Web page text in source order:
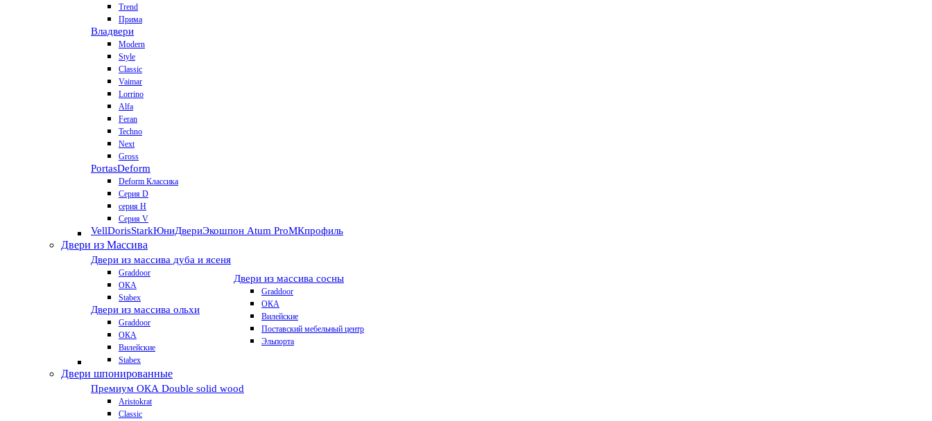
Trend
Прима
Владвери
Modern
Style
Classic
Vaimar
Lorrino
Alfa
Feran
Techno
Next
Gross
PortasDeform
Deform Классика
Серия D
серия H
Серия V
VellDorisStarkЮниДвериЭкошпон Atum ProМКпрофиль
Двери из Массива
Двери из массива дуба и ясеня
Graddoor
ОКА
Stabex
Двери из массива ольхи
Graddoor
ОКА
Вилейские
Stabex
Двери из массива сосны
Graddoor
ОКА
Вилейские
Поставский мебельный центр
Эльпорта
Двери шпонированные
Премиум ОКА Double solid wood
Aristokrat
Classic